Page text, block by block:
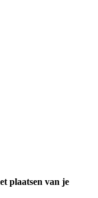
plaatsen van je